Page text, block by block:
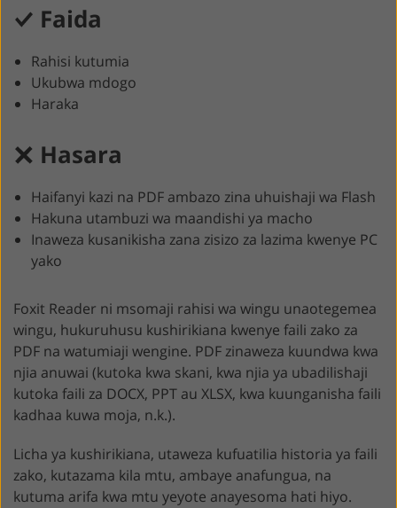
Faida
Rahisi kutumia
Ukubwa mdogo
Haraka
Hasara
Haifanyi kazi na PDF ambazo zina uhuishaji wa Flash
Hakuna utambuzi wa maandishi ya macho
Inaweza kusanikisha zana zisizo za lazima kwenye PC
yako
Foxit Reader ni msomaji rahisi wa wingu unaotegemea
wingu, hukuruhusu kushirikiana kwenye faili zako za
PDF na watumiaji wengine. PDF zinaweza kuundwa kwa
njia anuwai (kutoka kwa skani, kwa njia ya ubadilishaji
kutoka faili za DOCX, PPT au XLSX, kwa kuunganisha faili
kadhaa kuwa moja, n.k.).
Licha ya kushirikiana, utaweza kufuatilia historia ya faili
zako, kutazama kila mtu, ambaye anafungua, na
kutuma arifa kwa mtu yeyote anayesoma hati hiyo.